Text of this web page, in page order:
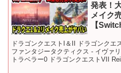
発表！
メイク
【
ドラゴンクエストI＆II ドラゴンクエ
ファンタジータクティクス - イヴァ
トラベラー0 ドラゴンクエストVII